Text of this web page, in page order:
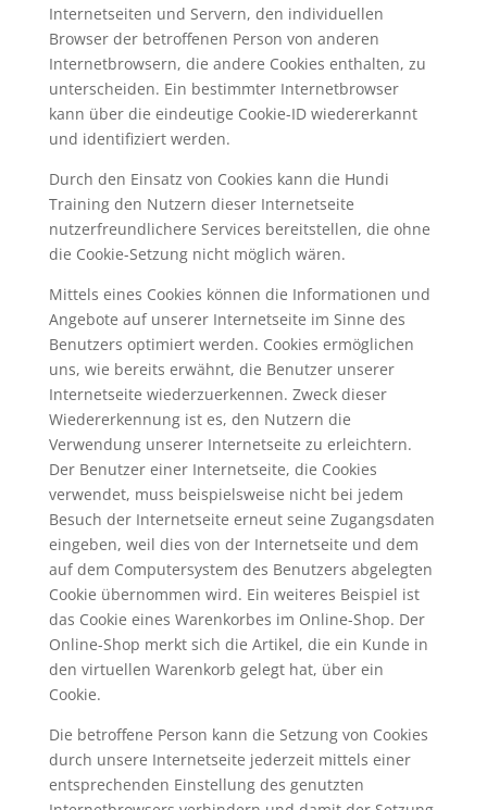
Internetseiten und Servern, den individuellen
Browser der betroffenen Person von anderen
Internetbrowsern, die andere Cookies enthalten, zu
unterscheiden. Ein bestimmter Internetbrowser
kann über die eindeutige Cookie-ID wiedererkannt
und identifiziert werden.
Durch den Einsatz von Cookies kann die Hundi
Training den Nutzern dieser Internetseite
nutzerfreundlichere Services bereitstellen, die ohne
die Cookie-Setzung nicht möglich wären.
Mittels eines Cookies können die Informationen und
Angebote auf unserer Internetseite im Sinne des
Benutzers optimiert werden. Cookies ermöglichen
uns, wie bereits erwähnt, die Benutzer unserer
Internetseite wiederzuerkennen. Zweck dieser
Wiedererkennung ist es, den Nutzern die
Verwendung unserer Internetseite zu erleichtern.
Der Benutzer einer Internetseite, die Cookies
verwendet, muss beispielsweise nicht bei jedem
Besuch der Internetseite erneut seine Zugangsdaten
eingeben, weil dies von der Internetseite und dem
auf dem Computersystem des Benutzers abgelegten
Cookie übernommen wird. Ein weiteres Beispiel ist
das Cookie eines Warenkorbes im Online-Shop. Der
Online-Shop merkt sich die Artikel, die ein Kunde in
den virtuellen Warenkorb gelegt hat, über ein
Cookie.
Die betroffene Person kann die Setzung von Cookies
durch unsere Internetseite jederzeit mittels einer
entsprechenden Einstellung des genutzten